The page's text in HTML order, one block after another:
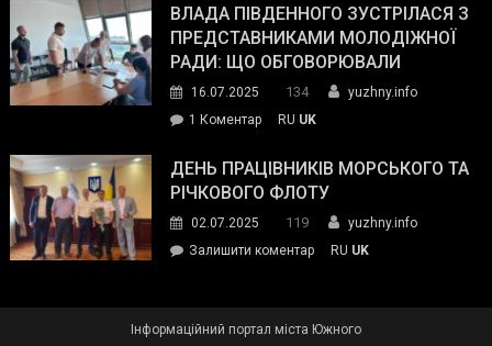
окупанти.
Маємо
діяти
команда
Південного
провів
інспекцію
укриття
ВЛАДА ПІВДЕННОГО ЗУСТРІЛАСЯ З
ПРЕДСТАВНИКАМИ МОЛОДІЖНОЇ
РАДИ: ЩО ОБГОВОРЮВАЛИ
16.07.2025 134
yuzhny.info
1 Коментардо
Південного
зустрілася
представниками
молодіжної
обговорювали
RU UK
ДЕНЬ ПРАЦІВНИКІВ МОРСЬКОГО ТА
РІЧКОВОГО ФЛОТУ
02.07.2025 119
yuzhny.info
Залишити коментарon
RU UK
Інформаційний портал міста Южного